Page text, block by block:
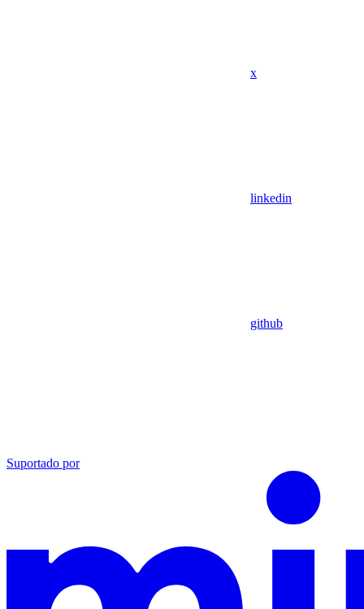
x
linkedin
github
Suportado por